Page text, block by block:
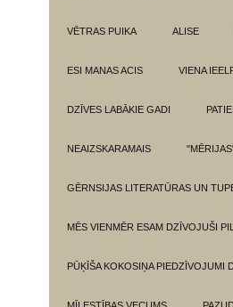
VĒTRAS PUIKA ALISE
ESI MANAS ACIS VIENA
DZĪVES LABĀKIE GADI
NEAIZSKARAMAIS
GĒRNSIJAS LITERATŪRAS UN
MĒS VIENMĒR ESAM DZĪVOJUŠI
PŪĶĪŠA KOKOSIŅA PIEDZĪVOJUMI